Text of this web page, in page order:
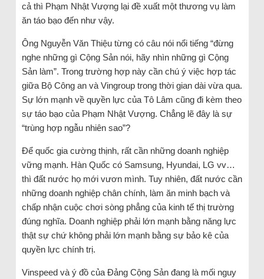
cả thì Phạm Nhật Vượng lại đề xuất một thương vụ làm
ăn táo bạo đến như vậy.
Ông Nguyễn Văn Thiệu từng có câu nói nổi tiếng “đừng
nghe những gì Cộng Sản nói, hãy nhìn những gì Cộng
Sản làm”. Trong trường hợp này cần chú ý việc hợp tác
giữa Bộ Công an và Vingroup trong thời gian dài vừa qua.
Sự lớn mạnh về quyền lực của Tô Lâm cũng đi kèm theo
sự táo bạo của Phạm Nhật Vượng. Chẳng lẽ đây là sự
“trùng hợp ngẫu nhiên sao”?
Để quốc gia cường thịnh, rất cần những doanh nghiệp
vững mạnh. Hàn Quốc có Samsung, Hyundai, LG vv…
thì đất nước họ mới vươn mình. Tuy nhiên, đất nước cần
những doanh nghiệp chân chính, làm ăn minh bạch và
chấp nhận cuộc chơi sòng phẳng của kinh tế thị trường
đúng nghĩa. Doanh nghiệp phải lớn mạnh bằng năng lực
thật sự chứ không phải lớn mạnh bằng sự bảo kê của
quyền lực chính trị.
Vinspeed và ý đồ của Đảng Cộng Sản đang là mối nguy